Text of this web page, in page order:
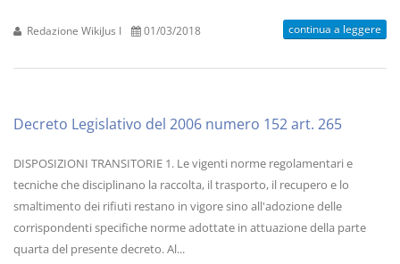
Redazione WikiJus I 01/03/2018 continua a leggere
Decreto Legislativo del 2006 numero 152 art. 265
DISPOSIZIONI TRANSITORIE 1. Le vigenti norme regolamentari e
tecniche che disciplinano la raccolta, il trasporto, il recupero e lo
smaltimento dei rifiuti restano in vigore sino all'adozione delle
corrispondenti specifiche norme adottate in attuazione della parte
quarta del presente decreto. Al...